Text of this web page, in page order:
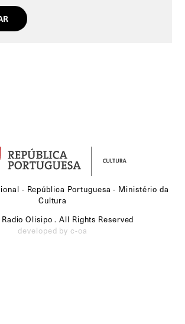
- República Portuguesa - Ministério da
Cultura
Olisipo . All Rights Reserved
developed by c-oa